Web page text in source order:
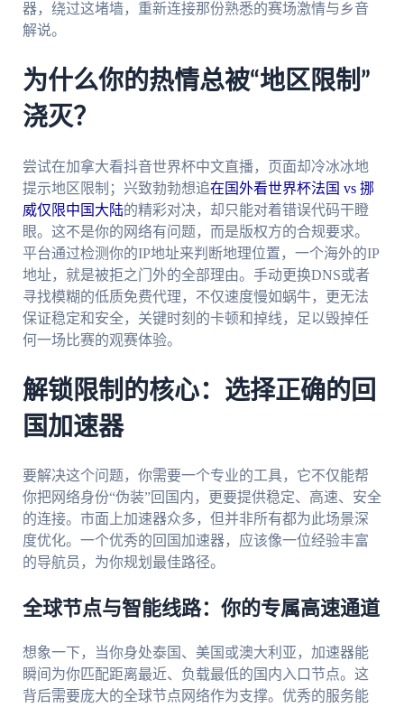
器，绕过这堵墙，重新连接那份熟悉的赛场激情与乡音
解说。
为什么你的热情总被“地区限制”
浇灭？
尝试在加拿大看抖音世界杯中文直播，页面却冷冰冰地
提示地区限制；兴致勃勃想追在国外看世界杯法国 vs 挪
威仅限中国大陆的精彩对决，却只能对着错误代码干瞪
眼。这不是你的网络有问题，而是版权方的合规要求。
平台通过检测你的IP地址来判断地理位置，一个海外的IP
地址，就是被拒之门外的全部理由。手动更换DNS或者
寻找模糊的低质免费代理，不仅速度慢如蜗牛，更无法
保证稳定和安全，关键时刻的卡顿和掉线，足以毁掉任
何一场比赛的观赛体验。
解锁限制的核心：选择正确的回
国加速器
要解决这个问题，你需要一个专业的工具，它不仅能帮
你把网络身份“伪装”回国内，更要提供稳定、高速、安全
的连接。市面上加速器众多，但并非所有都为此场景深
度优化。一个优秀的回国加速器，应该像一位经验丰富
的导航员，为你规划最佳路径。
全球节点与智能线路：你的专属高速通道
想象一下，当你身处泰国、美国或澳大利亚，加速器能
瞬间为你匹配距离最近、负载最低的国内入口节点。这
背后需要庞大的全球节点网络作为支撑。优秀的服务能